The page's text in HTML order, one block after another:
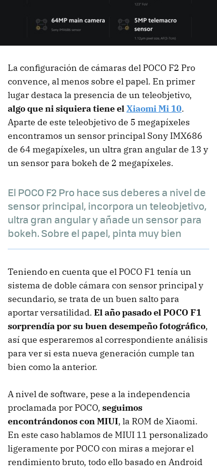
La configuración de cámaras del POCO F2 Pro
convence, al menos sobre el papel. En primer
lugar destaca la presencia de un teleobjetivo,
algo que ni siquiera tiene el Xiaomi Mi 10.
Aparte de este teleobjetivo de 5 megapíxeles
encontramos un sensor principal Sony IMX686
de 64 megapíxeles, un ultra gran angular de 13 y
un sensor para bokeh de 2 megapíxeles.
El POCO F2 Pro hace sus deberes a nivel de
sensor principal, incorpora un teleobjetivo,
ultra gran angular y añade un sensor para
bokeh. Sobre el papel, pinta muy bien
Teniendo en cuenta que el POCO F1 tenía un
sistema de doble cámara con sensor principal y
secundario, se trata de un buen salto para
aportar versatilidad. El año pasado el POCO F1
sorprendía por su buen desempeño fotográfico,
así que esperaremos al correspondiente análisis
para ver si esta nueva generación cumple tan
bien como la anterior.
A nivel de software, pese a la independencia
proclamada por POCO, seguimos
encontrándonos con MIUI, la ROM de Xiaomi.
En este caso hablamos de MIUI 11 personalizado
ligeramente por POCO con miras a mejorar el
rendimiento bruto, todo ello basado en Android